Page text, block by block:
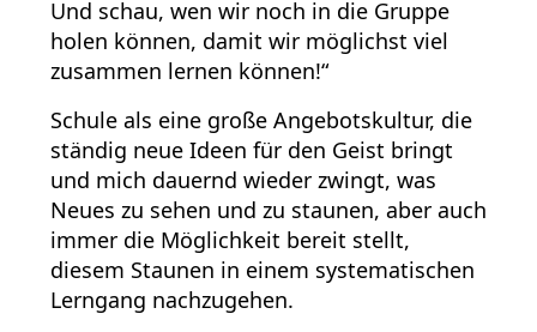
Und schau, wen wir noch in die Gruppe
holen können, damit wir möglichst viel
zusammen lernen können!“
Schule als eine große Angebotskultur, die
ständig neue Ideen für den Geist bringt
und mich dauernd wieder zwingt, was
Neues zu sehen und zu staunen, aber auch
immer die Möglichkeit bereit stellt,
diesem Staunen in einem systematischen
Lerngang nachzugehen.